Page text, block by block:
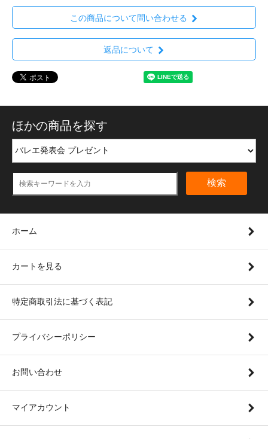
この商品について問い合わせる
返品について
ほかの商品を探す
検索
ホーム
カートを見る
特定商取引法に基づく表記
プライバシーポリシー
お問い合わせ
マイアカウント